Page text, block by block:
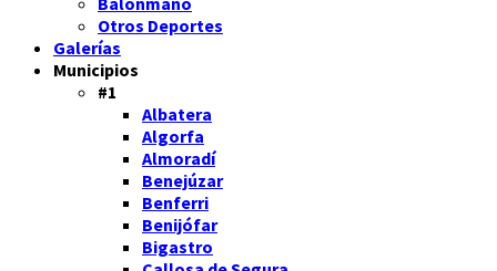
Otros Deportes
Galerías
Municipios
#1
Albatera
Algorfa
Almoradí
Benejúzar
Benferri
Benijófar
Bigastro